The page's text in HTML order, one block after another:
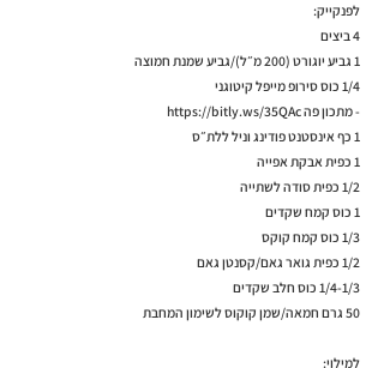
לפנקייק:
4 ביצים
1 גביע יוגורט (200 מ״ל)/גביע שמנת חמוצה
1/4 כוס סירופ מייפל קיטוגני
- מתכון פהhttps://bitly.ws/35QAc
1 כף אינסטנט פודינג וניל ללת״ס
1 כפית אבקת אפייה
1/2 כפית סודה לשתייה
1 כוס קמח שקדים
1/3 כוס קמח קוקס
1/2 כפית גואר גאם/קסנטן גאם
1/4-1/3 כוס חלב שקדים
50 גרם חמאה/שמן קוקוס לשימון המחבת
למילוי: